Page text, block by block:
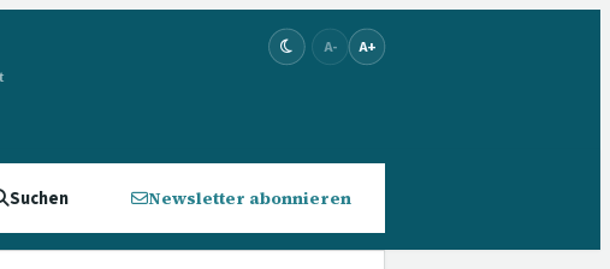
A- A+
Suchen Newsletter abonnieren